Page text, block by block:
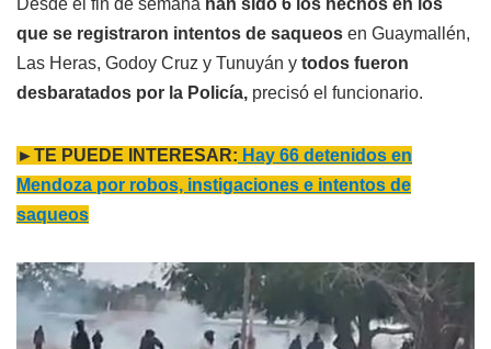
Desde el fin de semana han sido 6 los hechos en los
que se registraron intentos de saqueos en Guaymallén,
Las Heras, Godoy Cruz y Tunuyán y todos fueron
desbaratados por la Policía, precisó el funcionario.
►TE PUEDE INTERESAR: Hay 66 detenidos en
Mendoza por robos, instigaciones e intentos de
saqueos